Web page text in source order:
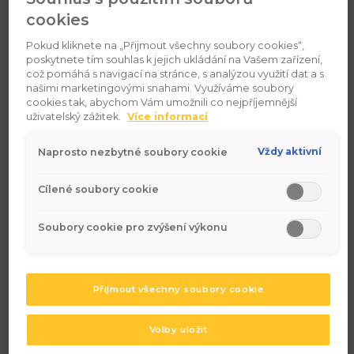
Díky tomuto speciálnímu servisnímu programu získáte
navíc udržován a opravován dle náročných standardů a
know-how výrobce, s jim doporučeným nářadím a
diagnostikou, a speciálně proškoleným servisním týmem.
Platí pro
let
SEAT
originální náhradní díly
Škoda
15 % zvýhodnění na
cookies
Pokud kliknete na „Přijmout všechny soubory cookies“,
poskytnete tím souhlas k jejich ukládání na Vašem zařízení,
což pomáhá s navigací na stránce, s analýzou využití dat a s
našimi marketingovými snahami. Využíváme soubory
cookies tak, abychom Vám umožnili co nejpříjemnější
uživatelský zážitek.
Více informací
Naprosto nezbytné soubory cookie Vždy aktivní
Cílené soubory cookie
Soubory cookie pro zvýšení výkonu
Přijmout všechny soubory cookie
Volby uložit